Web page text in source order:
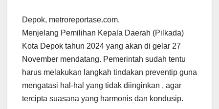
Depok, metroreportase.com,
Menjelang Pemilihan Kepala Daerah (Pilkada)
Kota Depok tahun 2024 yang akan di gelar 27
November mendatang. Pemerintah sudah tentu
harus melakukan langkah tindakan preventip guna
mengatasi hal-hal yang tidak diinginkan , agar
tercipta suasana yang harmonis dan kondusip.